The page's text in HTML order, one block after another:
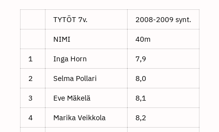
TYTÖT 7v. 2008-2009 synt.
NIMI 40m
1 Inga Horn 7,9
2 Selma Pollari 8,0
3 Eve Mäkelä 8,1
4 Marika Veikkola 8,2